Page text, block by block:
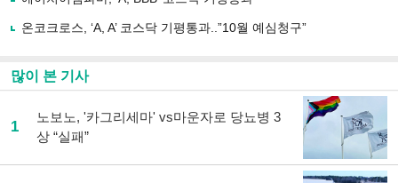
온코크로스, ‘A, A’ 코스닥 기평통과..”10월 예심청구”
많이 본 기사
1
노보노, '카그리세마' vs마운자로 당뇨병 3
상 “실패”